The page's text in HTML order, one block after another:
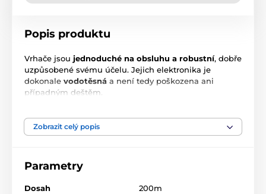
Popis produktu
Vrhače jsou jednoduché na obsluhu a robustní, dobře
uzpůsobené svému účelu. Jejich elektronika je
dokonale vodotěsná a není tedy poškozena ani
případným deštěm.
napínání pružin, ale rovněž novým vylepšeným
způsobem speciálními bočními dvířky až po natažení
ptáky do velikosti holuba nebo křepelky.
Spuštění vrhače následuje ihned po stisknutí
Zobrazit celý popis
Parametry
Dosah 200m